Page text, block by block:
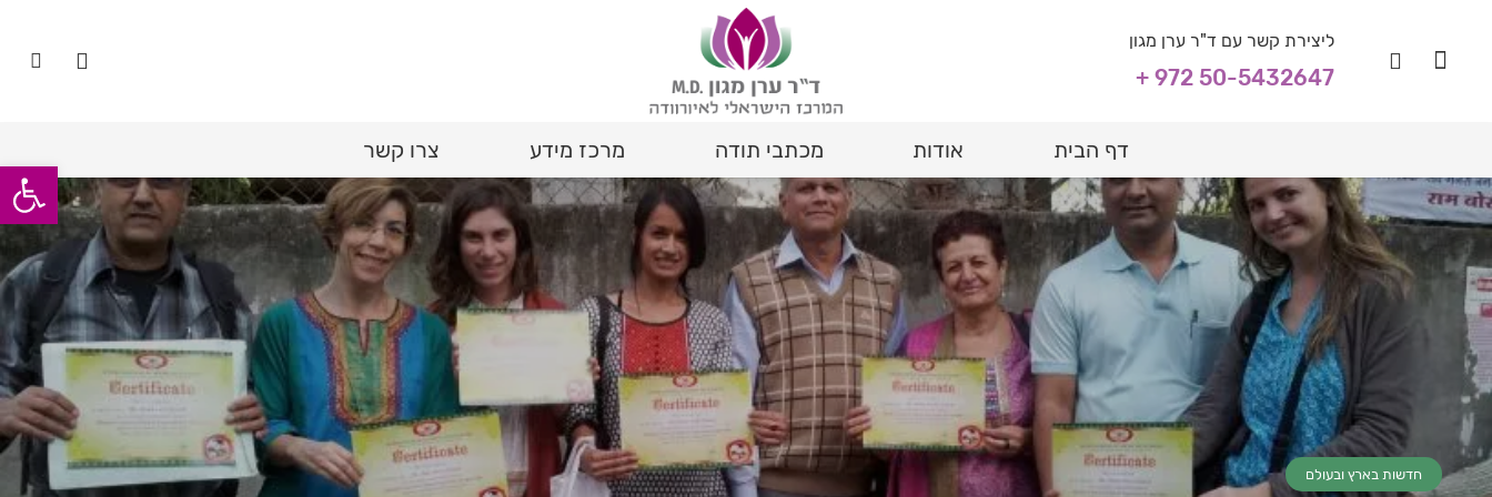
פתח
ליצירת קשר עם ד"ר ערן מגון
+ 972 50-5432647
דף הבית אודות מכתבי תודה מרכז מידע צרו קשר
חדשות בארץ ובעולם